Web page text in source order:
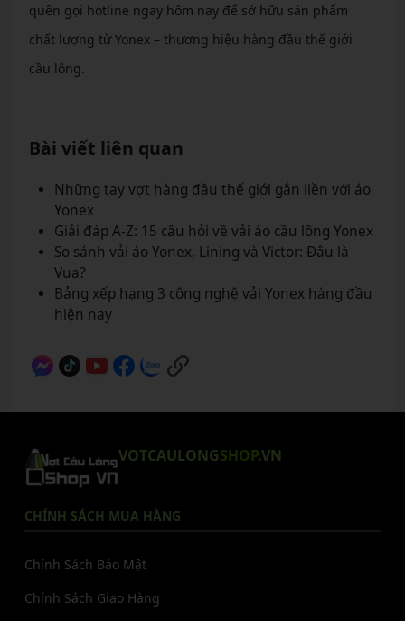
quên gọi hotline ngay hôm nay để sở hữu sản phẩm
chất lượng từ Yonex – thương hiệu hàng đầu thế giới
cầu lông.
Bài viết liên quan
Những tay vợt hàng đầu thế giới gắn liền với áo
Yonex
Giải đáp A-Z: 15 câu hỏi về vải áo cầu lông Yonex
So sánh vải áo Yonex, Lining và Victor: Đâu là
Vua?
Bảng xếp hạng 3 công nghệ vải Yonex hàng đầu
hiện nay
VOTCAULONGSHOP.VN
CHÍNH SÁCH MUA HÀNG
Chính Sách Bảo Mật
Chính Sách Giao Hàng